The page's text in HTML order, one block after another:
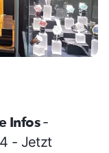
Infos-
- Jetzt